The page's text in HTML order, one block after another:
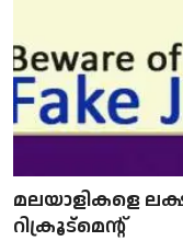
മലയാളികളെ
റിക്രൂട്മെന്റ്